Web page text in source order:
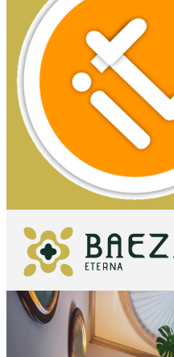
QUE VOIR
ESSENTIELS
QUE